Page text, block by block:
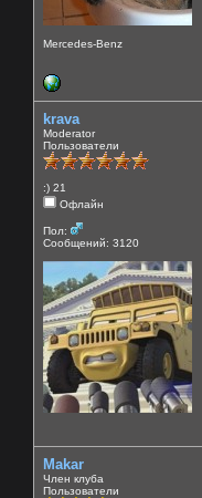
Mercedes-Benz
krava
Moderator
Пользователи
:) 21
Офлайн
Пол:
Сообщений: 3120
Makar
Член клуба
Пользователи